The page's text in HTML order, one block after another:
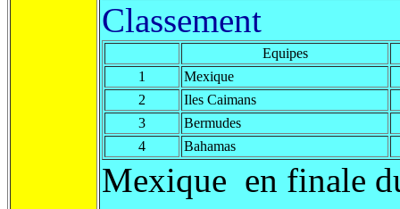
Classement
Equipes
1
Mexique
2
Iles Caimans
3
Bermudes
4
Bahamas
Mexique en finale